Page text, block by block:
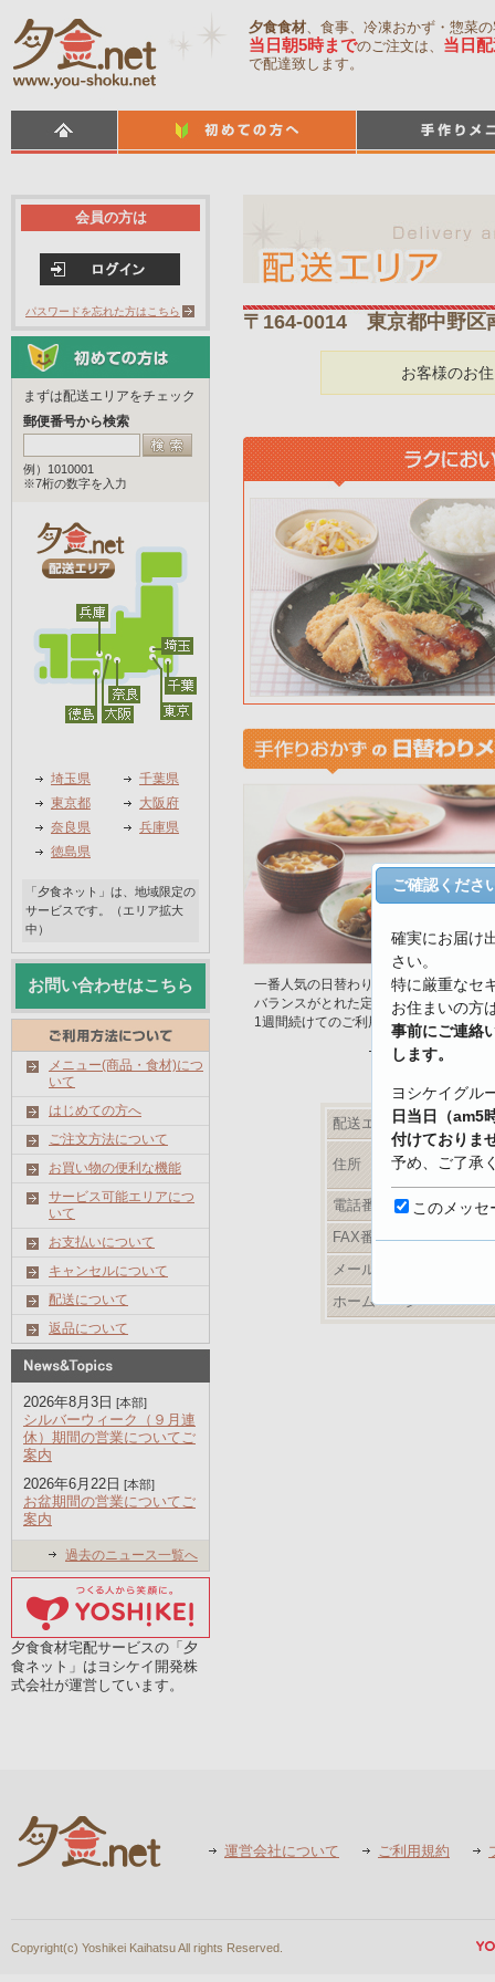
夕食食材、食事、冷凍おかず・惣菜
当日朝5時までのご注文は、 当日
で配達致します。
〒164-0014 東京都中野区
お客様のお
一番人気の日替わり手作りおかず。
バランスがとれた定番メニュー。
1週間続けてのご利用をお勧めします。
最新メニューは
配送エリア
住所
電話番号
FAX番号
メールアドレス
ホームページ
会員の方は
パスワードを忘れた方はこちら
まずは配送エリアをチェック
郵便番号から検索
例）1010001
※7桁の数字を入力
埼玉県
千葉県
東京都
大阪府
奈良県
兵庫県
徳島県
「夕食ネット」は、地域限定の
サービスです。（エリア拡大
中）
お問い合わせはこちら
メニュー(商品・食材)につ
いて
はじめての方へ
ご注文方法について
お買い物の便利な機能
サービス可能エリアにつ
いて
お支払いについて
キャンセルについて
配送について
返品について
2026年8月3日 [本部]
シルバーウィーク（９月連
休）期間の営業についてご
案内
2026年6月22日 [本部]
お盆期間の営業についてご
案内
過去のニュース一覧へ
夕食食材宅配サービスの「夕
食ネット」はヨシケイ開発株
式会社が運営しています。
運営会社について ご利用規約
Copyright(c) Yoshikei Kaihatsu All rights Reserved.
ご確認くださ
確実にお届け
さい。
特に厳重なセ
お住まいの方
事前にご連絡
します。
ヨシケイグル
日当日（am5
付けておりま
予め、ご了承
【キャンセル
このメッ